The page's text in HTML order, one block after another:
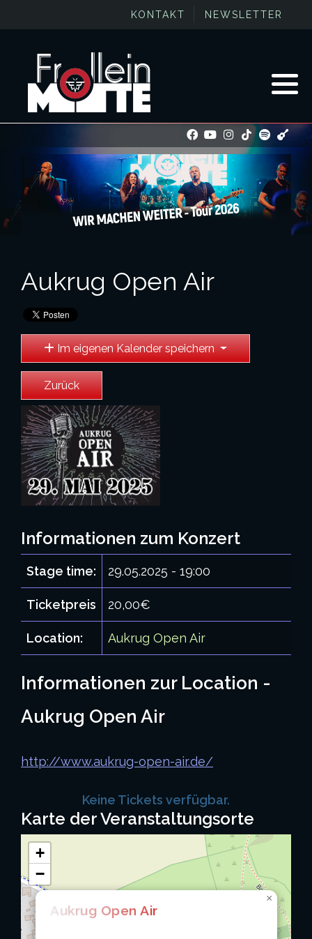
KONTAKT NEWSLETTER
Aukrug Open Air
Im eigenen Kalender speichern
Zurück
Informationen zum Konzert
Stage time: 29.05.2025 - 19:00
Ticketpreis 20,00€
Location: Aukrug Open Air
Informationen zur Location -
Aukrug Open Air
http://www.aukrug-open-air.de/
Keine Tickets verfügbar.
Karte der Veranstaltungsorte
Aukrug Open Air
×
+
−